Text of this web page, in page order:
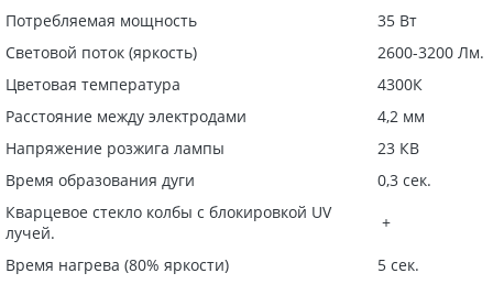
Потребляемая мощность
35 Вт
Световой поток (яркость)
2600-3200 Лм.
Цветовая температура
4300К
Расстояние между электродами
4,2 мм
Напряжение розжига лампы
23 КВ
Время образования дуги
0,3 сек.
Кварцевое стекло колбы с блокировкой UV
лучей.
+
Время нагрева (80% яркости)
5 сек.